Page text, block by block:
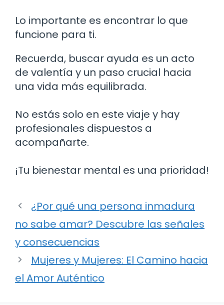
Lo importante es encontrar lo que
funcione para ti.
Recuerda, buscar ayuda es un acto
de valentía y un paso crucial hacia
una vida más equilibrada.
No estás solo en este viaje y hay
profesionales dispuestos a
acompañarte.
¡Tu bienestar mental es una prioridad!
¿Por qué una persona inmadura
no sabe amar? Descubre las señales
y consecuencias
Mujeres y Mujeres: El Camino hacia
el Amor Auténtico